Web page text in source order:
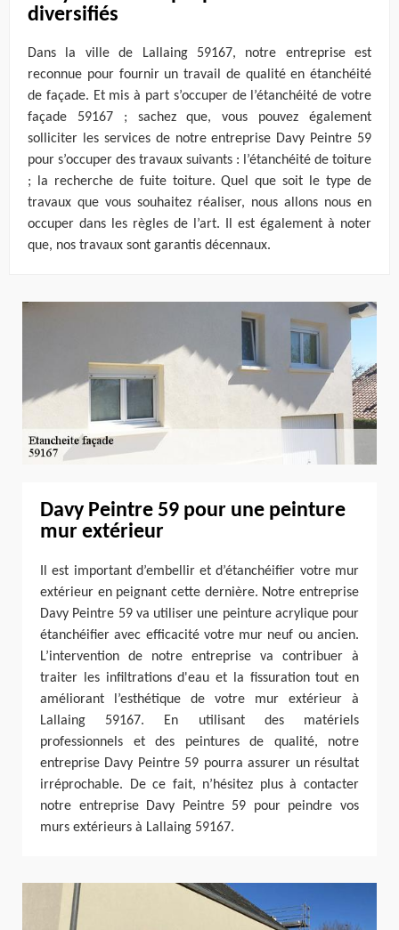
diversifiés
Dans la ville de Lallaing 59167, notre entreprise est
reconnue pour fournir un travail de qualité en étanchéité
de façade. Et mis à part s’occuper de l’étanchéité de votre
façade 59167 ; sachez que, vous pouvez également
solliciter les services de notre entreprise Davy Peintre 59
pour s’occuper des travaux suivants : l’étanchéité de toiture
; la recherche de fuite toiture. Quel que soit le type de
travaux que vous souhaitez réaliser, nous allons nous en
occuper dans les règles de l’art. Il est également à noter
que, nos travaux sont garantis décennaux.
Davy Peintre 59 pour une peinture
mur extérieur
Il est important d’embellir et d’étanchéifier votre mur
extérieur en peignant cette dernière. Notre entreprise
Davy Peintre 59 va utiliser une peinture acrylique pour
étanchéifier avec efficacité votre mur neuf ou ancien.
L’intervention de notre entreprise va contribuer à
traiter les infiltrations d'eau et la fissuration tout en
améliorant l’esthétique de votre mur extérieur à
Lallaing 59167. En utilisant des matériels
professionnels et des peintures de qualité, notre
entreprise Davy Peintre 59 pourra assurer un résultat
irréprochable. De ce fait, n’hésitez plus à contacter
notre entreprise Davy Peintre 59 pour peindre vos
murs extérieurs à Lallaing 59167.